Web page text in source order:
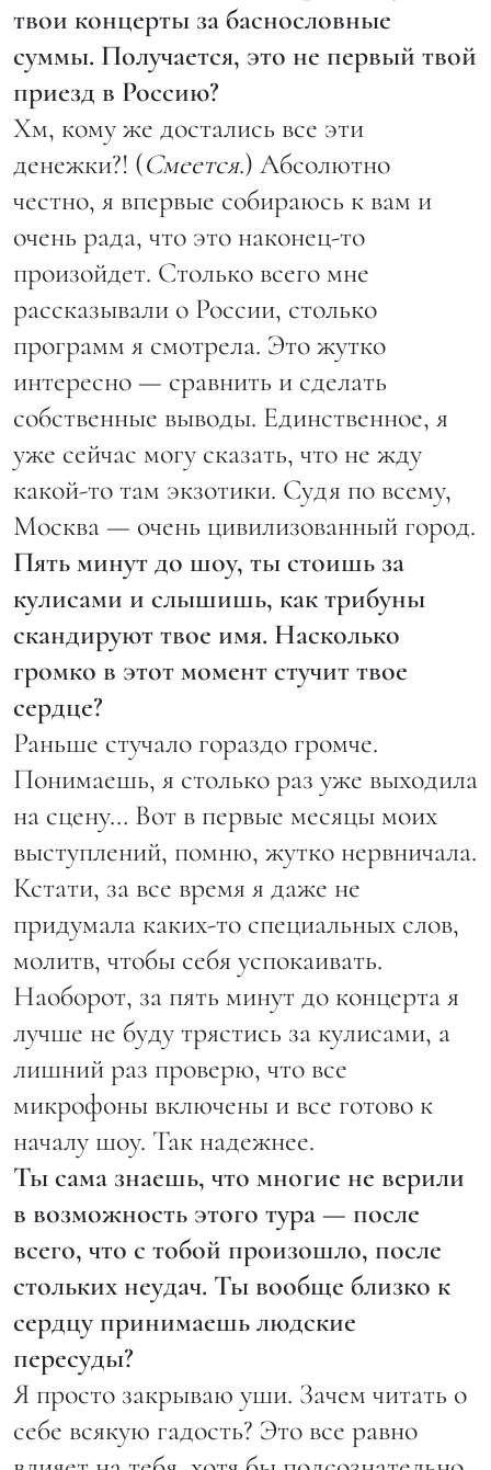
твои концерты за баснословные
суммы. Получается, это не первый твой
приезд в Россию?
Хм, кому же достались все эти
денежки?! (Смеется.) Абсолютно
честно, я впервые собираюсь к вам и
очень рада, что это наконец-то
произойдет. Столько всего мне
рассказывали о России, столько
программ я смотрела. Это жутко
интересно — сравнить и сделать
собственные выводы. Единственное, я
уже сейчас могу сказать, что не жду
какой-то там экзотики. Судя по всему,
Москва — очень цивилизованный город.
Пять минут до шоу, ты стоишь за
кулисами и слышишь, как трибуны
скандируют твое имя. Насколько
громко в этот момент стучит твое
сердце?
Раньше стучало гораздо громче.
Понимаешь, я столько раз уже выходила
на сцену… Вот в первые месяцы моих
выступлений, помню, жутко нервничала.
Кстати, за все время я даже не
придумала каких-то специальных слов,
молитв, чтобы себя успокаивать.
Наоборот, за пять минут до концерта я
лучше не буду трястись за кулисами, а
лишний раз проверю, что все
микрофоны включены и все готово к
началу шоу. Так надежнее.
Ты сама знаешь, что многие не верили
в возможность этого тура — после
всего, что с тобой произошло, после
стольких неудач. Ты вообще близко к
сердцу принимаешь людские
пересуды?
Я просто закрываю уши. Зачем читать о
себе всякую гадость? Это все равно